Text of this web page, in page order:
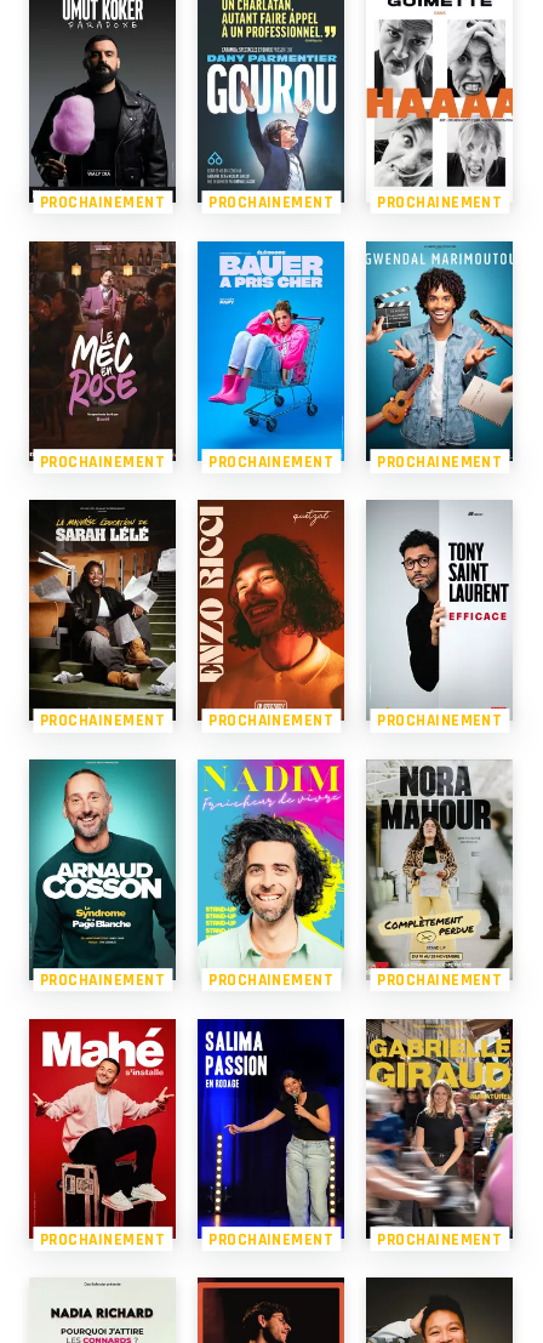
PROCHAINEMENT PROCHAINEMENT PROCHAINEMENT
PROCHAINEMENT PROCHAINEMENT PROCHAINEMENT
PROCHAINEMENT PROCHAINEMENT PROCHAINEMENT
PROCHAINEMENT PROCHAINEMENT PROCHAINEMENT
PROCHAINEMENT PROCHAINEMENT PROCHAINEMENT